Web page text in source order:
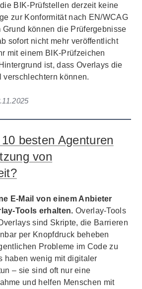
BIK-Prüfstellen derzeit keine
zur Konformität nach EN/WCAG
Grund können die Prüfergebnisse
sofort nicht mehr veröffentlicht
mit einem BIK-Prüfzeichen
ist, dass Overlays die
verschlechtern können.
besten Agenturen
von
E-Mail von einem Anbieter
Tools erhalten. Overlay-Tools
sind Skripte, die Barrieren
per Knopfdruck beheben
Probleme im Code zu
haben wenig mit digitaler
– sie sind oft nur eine
und helfen Menschen mit